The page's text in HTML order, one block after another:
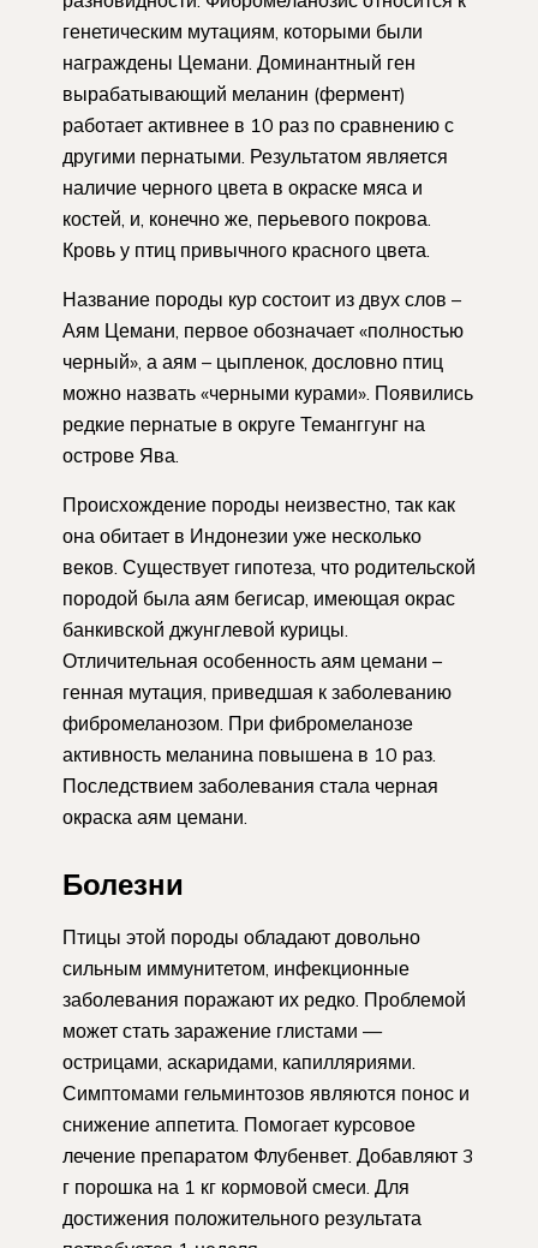
генетическим мутациям, которыми были
награждены Цемани. Доминантный ген
вырабатывающий меланин (фермент)
работает активнее в 10 раз по сравнению с
другими пернатыми. Результатом является
наличие черного цвета в окраске мяса и
костей, и, конечно же, перьевого покрова.
Кровь у птиц привычного красного цвета.
Название породы кур состоит из двух слов –
Аям Цемани, первое обозначает «полностью
черный», а аям – цыпленок, дословно птиц
можно назвать «черными курами». Появились
редкие пернатые в округе Теманггунг на
острове Ява.
Происхождение породы неизвестно, так как
она обитает в Индонезии уже несколько
веков. Существует гипотеза, что родительской
породой была аям бегисар, имеющая окрас
банкивской джунглевой курицы.
Отличительная особенность аям цемани –
генная мутация, приведшая к заболеванию
фибромеланозом. При фибромеланозе
активность меланина повышена в 10 раз.
Последствием заболевания стала черная
окраска аям цемани.
Болезни
Птицы этой породы обладают довольно
сильным иммунитетом, инфекционные
заболевания поражают их редко. Проблемой
может стать заражение глистами —
острицами, аскаридами, капилляриями.
Симптомами гельминтозов являются понос и
снижение аппетита. Помогает курсовое
лечение препаратом Флубенвет. Добавляют 3
г порошка на 1 кг кормовой смеси. Для
достижения положительного результата